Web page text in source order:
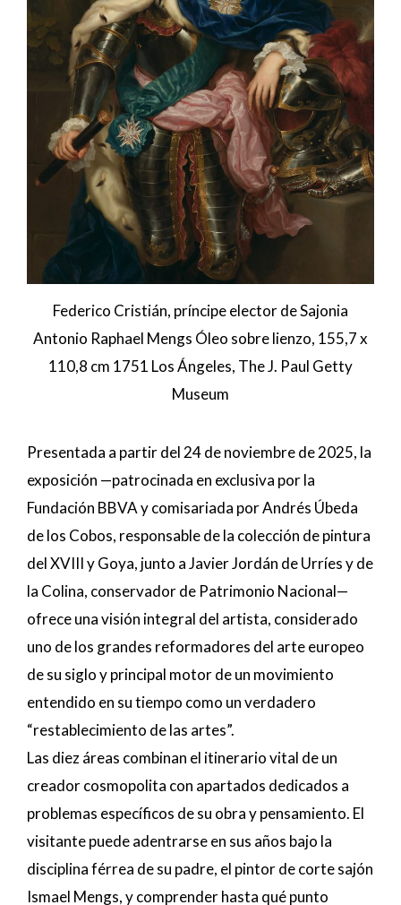
Federico Cristián, príncipe elector de Sajonia
Antonio Raphael Mengs Óleo sobre lienzo, 155,7 x
110,8 cm 1751 Los Ángeles, The J. Paul Getty
Museum
Presentada a partir del 24 de noviembre de 2025, la
exposición —patrocinada en exclusiva por la
Fundación BBVA y comisariada por Andrés Úbeda
de los Cobos, responsable de la colección de pintura
del XVIII y Goya, junto a Javier Jordán de Urríes y de
la Colina, conservador de Patrimonio Nacional—
ofrece una visión integral del artista, considerado
uno de los grandes reformadores del arte europeo
de su siglo y principal motor de un movimiento
entendido en su tiempo como un verdadero
“restablecimiento de las artes”.
Las diez áreas combinan el itinerario vital de un
creador cosmopolita con apartados dedicados a
problemas específicos de su obra y pensamiento. El
visitante puede adentrarse en sus años bajo la
disciplina férrea de su padre, el pintor de corte sajón
Ismael Mengs, y comprender hasta qué punto